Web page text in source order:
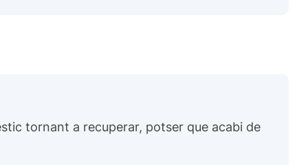
tornant a recuperar, potser que acabi de